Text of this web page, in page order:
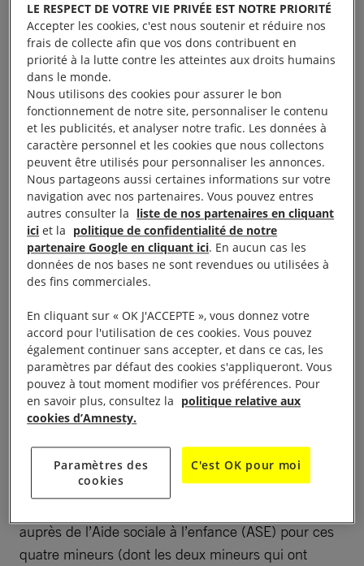
Martine est très engagée au sein de différentes
associations locales et nationales sur la défense des
migrants comme l’
d’assistance aux frontières pour les étrangers) dont
elle est membre depuis 2017. Elle participe
activement à la mission d’observation de l’Anafé à la
frontière franco-italienne.
En parallèle, Martine est également impliquée dans
des missions militantes de conseil aux demandeurs
d’asile et d’accompagnement dans l’accès à leurs
droits.
L’affaire en question
17 juillet 2017
Quatre mineurs étrangers non accompagnés, arrivés
Italie, sont hébergés chez Cédric Herrou.
auprès de l’Aide sociale à l’enfance (ASE) pour ces
quatre mineurs (dont les deux mineurs qui ont
LE RESPECT DE VOTRE VIE PRIVÉE EST NOTRE PRIORITÉ
Accepter les cookies, c'est nous soutenir et réduire nos
frais de collecte afin que vos dons contribuent en
priorité à la lutte contre les atteintes aux droits humains
dans le monde.
Nous utilisons des cookies pour assurer le bon
fonctionnement de notre site, personnaliser le contenu
et les publicités, et analyser notre trafic. Les données à
caractère personnel et les cookies que nous collectons
peuvent être utilisés pour personnaliser les annonces.
Nous partageons aussi certaines informations sur votre
navigation avec nos partenaires. Vous pouvez entres
autres consulter la liste de nos partenaires en cliquant
ici et la politique de confidentialité de notre
partenaire Google en cliquant ici. En aucun cas les
données de nos bases ne sont revendues ou utilisées à
des fins commerciales.
En cliquant sur « OK J'ACCEPTE », vous donnez votre
accord pour l'utilisation de ces cookies. Vous pouvez
également continuer sans accepter, et dans ce cas, les
paramètres par défaut des cookies s'appliqueront. Vous
pouvez à tout moment modifier vos préférences. Pour
en savoir plus, consultez la politique relative aux
cookies d’Amnesty.
Paramètres des
cookies
C'est OK pour moi